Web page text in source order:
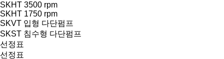
SKHT 3500 rpm
SKHT 1750 rpm
SKVT 입형 다단펌프
SKST 침수형 다단펌프
선정표
선정표